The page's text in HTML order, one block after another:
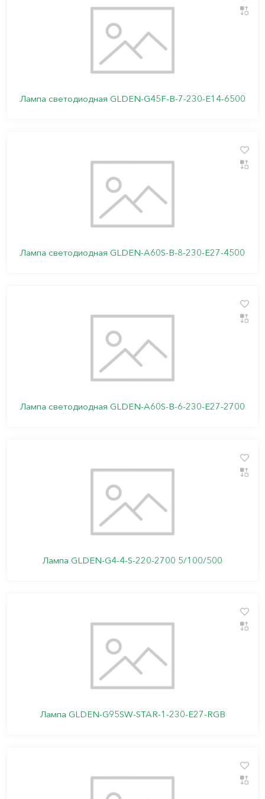
Лампа светодиодная GLDEN-G45F-B-7-230-E14-6500
Лампа светодиодная GLDEN-A60S-B-8-230-E27-4500
Лампа светодиодная GLDEN-A60S-B-6-230-E27-2700
Лампа GLDEN-G4-4-S-220-2700 5/100/500
Лампа GLDEN-G95SW-STAR-1-230-E27-RGB